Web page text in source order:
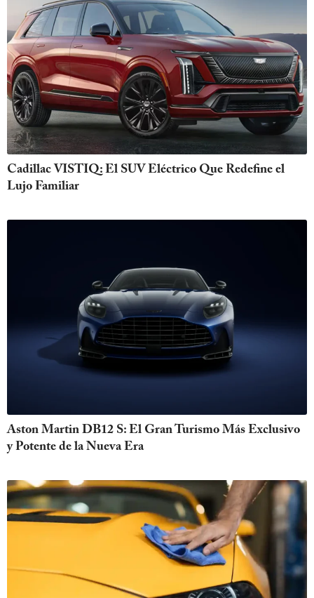
Cadillac VISTIQ: El SUV Eléctrico Que Redefine el
Lujo Familiar
Aston Martin DB12 S: El Gran Turismo Más Exclusivo
y Potente de la Nueva Era